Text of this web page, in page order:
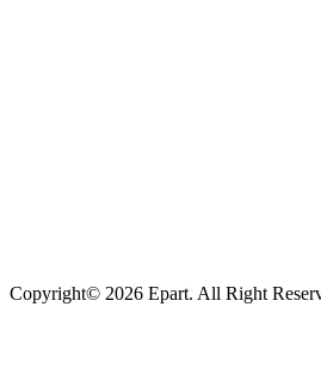
Copyright© 2026 Epart. All Right